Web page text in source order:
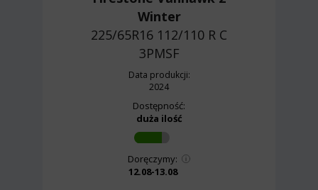
Winter
225/65R16 112/110 R C
3PMSF
Data produkcji:
2024
Dostępność:
duża ilość
Doręczymy:
12.08-13.08